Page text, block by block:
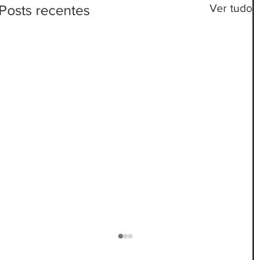
recentes Ver tudo